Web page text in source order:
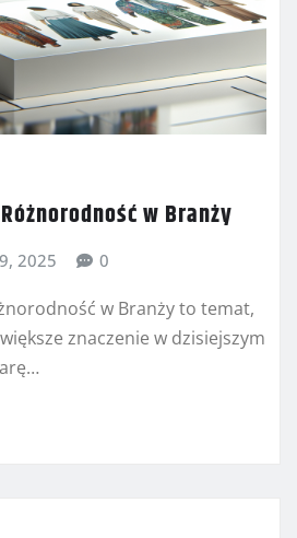
w Branży
2025 0
w Branży to temat,
znaczenie w dzisiejszym